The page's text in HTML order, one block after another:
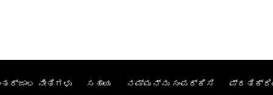
ನೀತಿಗಳು ಸಹಾಯ ನಮ್ಮನ್ನು ಸಂಪರ್ಕಿಸಿ